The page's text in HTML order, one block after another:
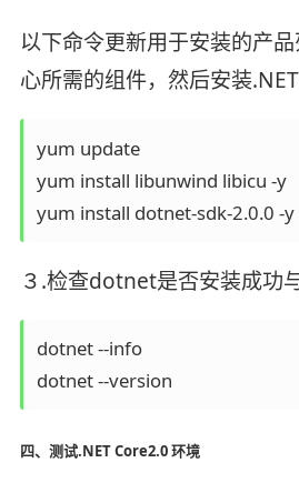
以下命令更新用于安装的产
心所需的组件，然后安装.NET
yum update
yum install libunwind libicu -y
yum install dotnet-sdk-2.0.0 -y
３.检查dotnet是否安装成功
dotnet --info
dotnet --version
四、测试.NET Core2.0 环境